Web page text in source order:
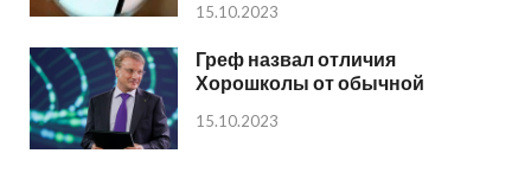
15.10.2023
Греф назвал отличия
Хорошколы от обычной
15.10.2023